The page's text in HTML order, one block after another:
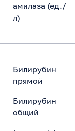
амилаза (ед./
л)
Билирубин
прямой
Билирубин
общий